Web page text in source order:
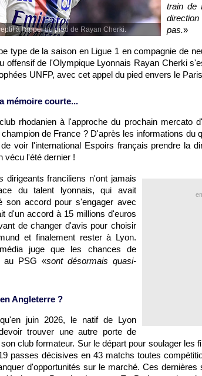
à l'appel du pied de Rayan Cherki.
train de
pas.»
type de la saison en Ligue 1 en compagnie de
offensif de l'Olympique Lyonnais Rayan Cherki
UNFP, avec cet appel du pied envers le
mémoire courte...
rhodanien à l'approche du prochain mercato
de France ? D'après les informations du
voir l'international Espoirs français prendre la
vécu l'été dernier !
dirigeants franciliens n'ont jamais
du talent lyonnais, qui avait
son accord pour s'engager avec
d'un accord à 15 millions d'euros
de changer d'avis pour choisir
et finalement rester à Lyon.
juge que les chances de
au PSG «sont désormais quasi-
Angleterre ?
juin 2026, le natif de Lyon
trouver une autre porte de
club formateur. Sur le départ pour soulager les
passes décisives en 43 matchs toutes
d'opportunités sur le marché. Ces